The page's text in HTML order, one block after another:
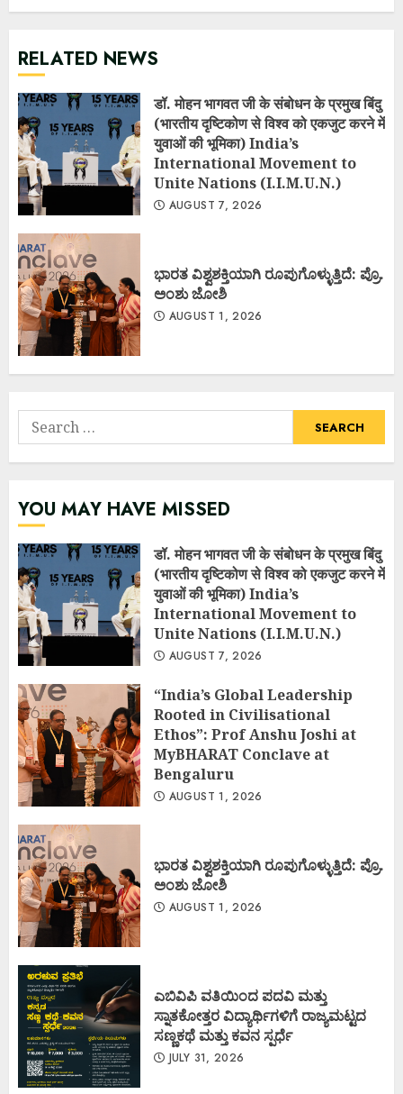
RELATED NEWS
डॉ. मोहन भागवत जी के संबोधन के प्रमुख बिंदु
(भारतीय दृष्टिकोण से विश्व को एकजुट करने में
युवाओं की भूमिका) India’s
International Movement to
Unite Nations (I.I.M.U.N.)
AUGUST 7, 2026
ಭಾರತ ವಿಶ್ವಶಕ್ತಿಯಾಗಿ ರೂಪುಗೊಳ್ಳುತ್ತಿದೆ: ಪ್ರೊ.
ಅಂಶು ಜೋಶಿ
AUGUST 1, 2026
Search
for:
YOU MAY HAVE MISSED
डॉ. मोहन भागवत जी के संबोधन के प्रमुख बिंदु
(भारतीय दृष्टिकोण से विश्व को एकजुट करने में
युवाओं की भूमिका) India’s
International Movement to
Unite Nations (I.I.M.U.N.)
AUGUST 7, 2026
“India’s Global Leadership
Rooted in Civilisational
Ethos”: Prof Anshu Joshi at
MyBHARAT Conclave at
Bengaluru
AUGUST 1, 2026
ಭಾರತ ವಿಶ್ವಶಕ್ತಿಯಾಗಿ ರೂಪುಗೊಳ್ಳುತ್ತಿದೆ: ಪ್ರೊ.
ಅಂಶು ಜೋಶಿ
AUGUST 1, 2026
ಎಬಿವಿಪಿ ವತಿಯಿಂದ ಪದವಿ ಮತ್ತು
ಸ್ನಾತಕೋತ್ತರ ವಿದ್ಯಾರ್ಥಿಗಳಿಗೆ ರಾಜ್ಯಮಟ್ಟದ
ಸಣ್ಣಕಥೆ ಮತ್ತು ಕವನ ಸ್ಪರ್ಧೆ
JULY 31, 2026